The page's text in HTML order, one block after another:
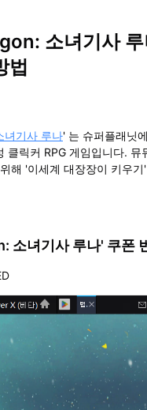
소녀기사
법
녀기사 루나' 는 슈퍼플래닛
클릭커 RPG 게임입니다. 뮤
해 '이세계 대장장이 키우
소녀기사 루나' 쿠폰